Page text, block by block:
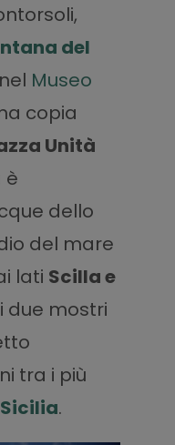
del
Museo
copia
Unità
è
dello
del mare
lati Scilla e
due mostri
tra i più
.